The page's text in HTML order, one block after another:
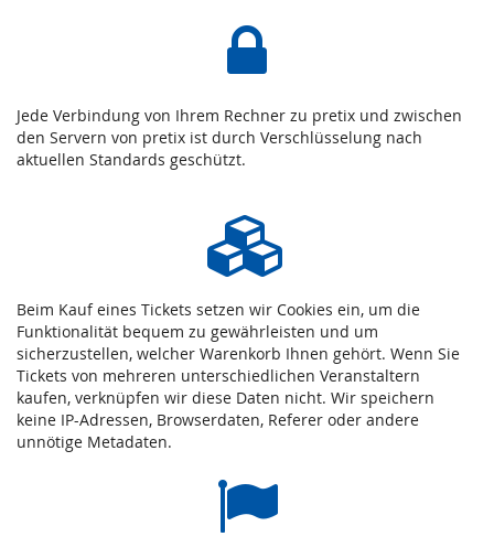
Jede Verbindung von Ihrem Rechner zu pretix und zwischen
den Servern von pretix ist durch Verschlüsselung nach
aktuellen Standards geschützt.
Beim Kauf eines Tickets setzen wir Cookies ein, um die
Funktionalität bequem zu gewährleisten und um
sicherzustellen, welcher Warenkorb Ihnen gehört. Wenn Sie
Tickets von mehreren unterschiedlichen Veranstaltern
kaufen, verknüpfen wir diese Daten nicht. Wir speichern
keine IP-Adressen, Browserdaten, Referer oder andere
unnötige Metadaten.